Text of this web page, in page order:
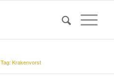
Tag: Krakenvorst